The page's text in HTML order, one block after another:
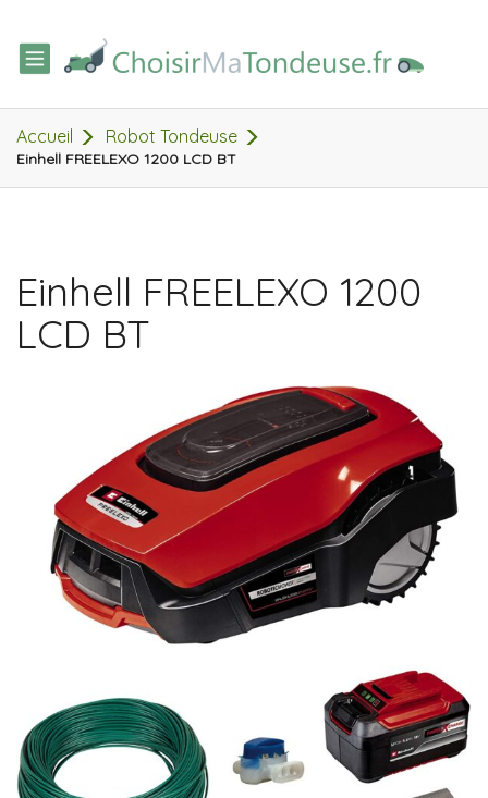
TOGGLE
NAVIGATION
Accueil Robot Tondeuse
Einhell FREELEXO 1200 LCD BT
Einhell FREELEXO 1200
LCD BT